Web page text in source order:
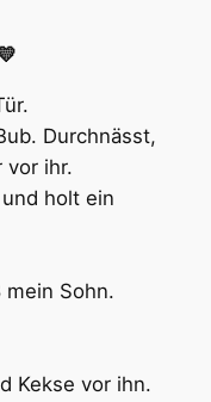
Durchnässt,
vor ihr.
holt ein
mein Sohn.
Kekse vor ihn.